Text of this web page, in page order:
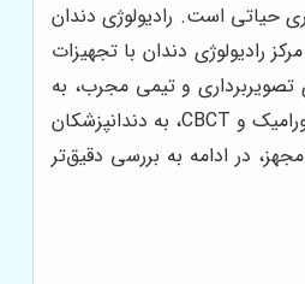
حیاتی است. رادیولوژی دندان
رادیولوژی دندان با تجهیزات
و تیمی مجرب، به
عنوان یکی از مراکز پیشرو در این زمینه در تهران شناخته می‌شود. این مرکز با ارائه طیف گسترده‌ای از خدمات رادیولوژی دندان، از جمله رادیوگرافی‌های تک دندان، پانورامیک و CBCT، به دندانپزشکان
در ادامه به بررسی دقیق‌تر